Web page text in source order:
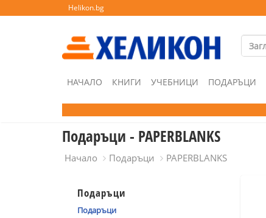
Helikon.bg
НАЧАЛО КНИГИ УЧЕБНИЦИ ПОДАРЪЦИ
Подаръци - PAPERBLANKS
Начало Подаръци PAPERBLANKS
Подаръци
Подаръци